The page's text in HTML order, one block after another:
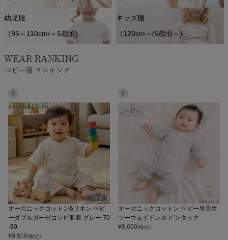
ニードレスなど、オーガニックコットンベビー服の豊富なラインア
ップを揃えています。
幼児服
（95～110cm/～5歳頃)
キッズ服
（120cm～/5歳頃～)
WEAR RANKING
ベビー服 ランキング
1
オーガニックコットン&リネン ベビ
ーダブルガーゼコンビ肌着 グレー 70
-80
¥8,910(税込)
2
オーガニックコットン ベビー吊天竺
ツーウェイドレス ピンタック
¥8,690(税込)